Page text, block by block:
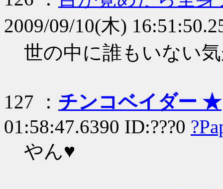
2009/09/10(木)
世の中に誰もいない
127 ： チンコベイダー ★
01:58:47.6390 ID:???0
やん♥